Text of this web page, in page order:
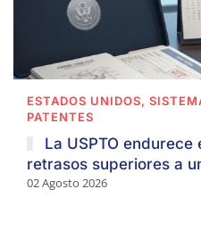
ESTADOS UNIDOS,
PATENTES
La USPTO endurece
retrasos superiores a
02 Agosto 2026